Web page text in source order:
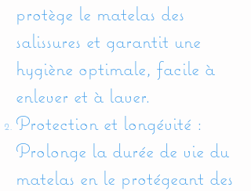
protège le matelas des
salissures et garantit une
hygiène optimale, facile à
enlever et à laver.
Protection et longévité :
Prolonge la durée de vie du
matelas en le protégeant des